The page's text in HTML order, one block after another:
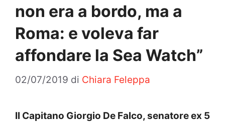
non era a bordo, ma a
Roma: e voleva far
affondare la Sea Watch”
02/07/2019 di Chiara Feleppa
Il Capitano Giorgio De Falco, senatore ex 5